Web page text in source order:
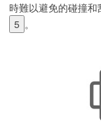
時難以避免的碰撞
5 。